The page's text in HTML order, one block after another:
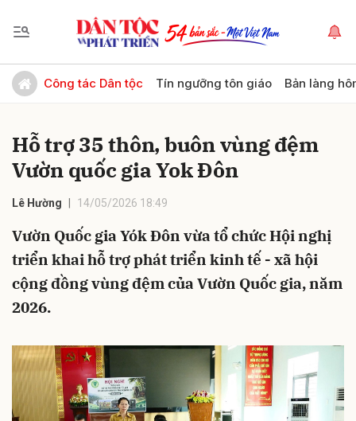
Công tác Dân tộc Tín ngưỡng tôn giáo Bản làng
Hỗ trợ 35 thôn, buôn vùng đệm
Vườn quốc gia Yok Đôn
Lê Hường 14/05/2026 18:49
Vườn Quốc gia Yók Đôn vừa tổ chức Hội nghị
triển khai hỗ trợ phát triển kinh tế - xã hội
cộng đồng vùng đệm của Vườn Quốc gia, năm
2026.
Gửi bình luận
Hủy Gửi